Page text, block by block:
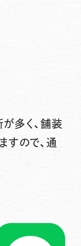
多く、舗装
すので、通